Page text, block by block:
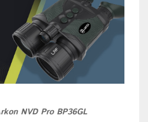
NVD Pro BP36GL